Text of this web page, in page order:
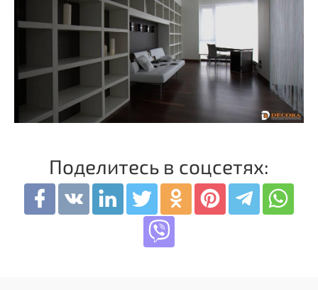
Поделитесь в соцсетях: